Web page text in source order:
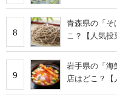
8
青森県の「
こ？【人気投
9
岩手県の「
店はどこ？【